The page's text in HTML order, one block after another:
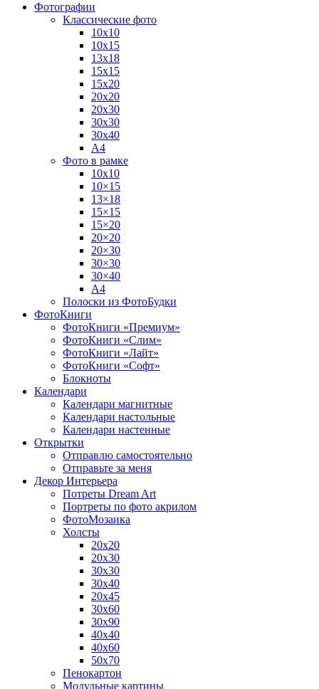
Фотографии
Классические фото
10х10
10х15
13х18
15х15
15х20
20х20
20х30
30х30
30х40
А4
Фото в рамке
10х10
10×15
13×18
15×15
15×20
20×20
20×30
30×30
30×40
A4
Полоски из ФотоБудки
ФотоКниги
ФотоКниги «Премиум»
ФотоКниги «Слим»
ФотоКниги «Лайт»
ФотоКниги «Софт»
Блокноты
Календари
Календари магнитные
Календари настольные
Календари настенные
Открытки
Отправлю самостоятельно
Отправьте за меня
Декор Интерьера
Потреты Dream Art
Портреты по фото акрилом
ФотоМозаика
Холсты
20х20
20х30
30х30
30х40
20х45
30х60
30х90
40х40
40х60
50х70
Пенокартон
Модульные картины